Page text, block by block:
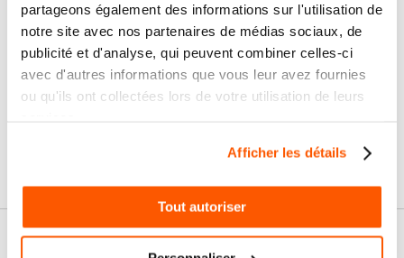
partageons également des informations sur l'utilisation de
notre site avec nos partenaires de médias sociaux, de
publicité et d'analyse, qui peuvent combiner celles-ci
avec d'autres informations que vous leur avez fournies
ou qu'ils ont collectées lors de votre utilisation de leurs
Afficher les détails
Tout autoriser
Paiement
100% sécurisé
Paiement en
3x sans frais
Livraison
24/72H
SAV & Retours